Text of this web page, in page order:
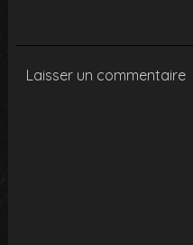
Laisser un commentaire